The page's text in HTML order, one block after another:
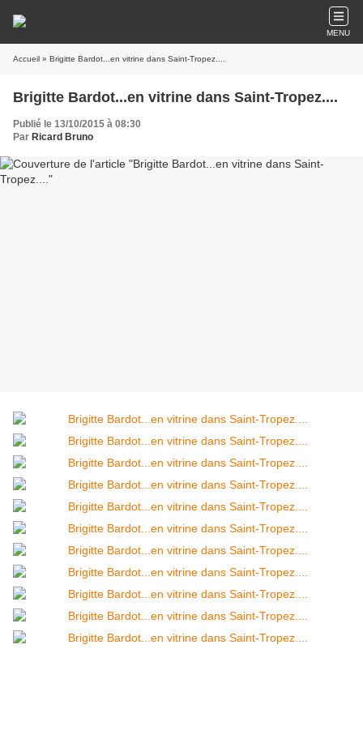
MENU
Accueil » Brigitte Bardot...en vitrine dans Saint-Tropez....
Brigitte Bardot...en vitrine dans Saint-Tropez....
Publié le 13/10/2015 à 08:30
Par Ricard Bruno